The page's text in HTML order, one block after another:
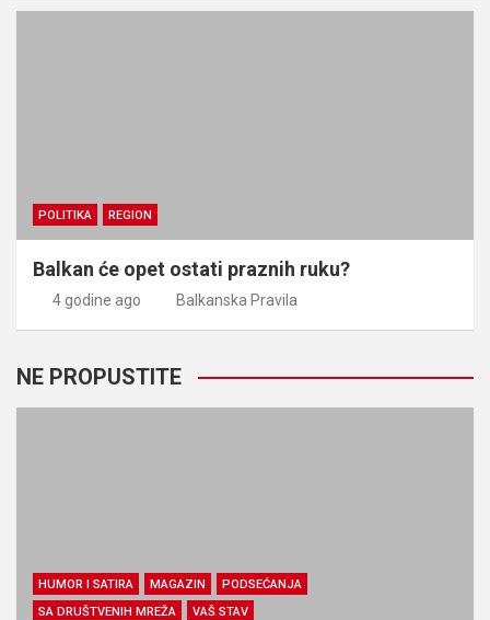
POLITIKA REGION
Balkan će opet ostati praznih ruku?
4 godine ago Balkanska Pravila
NE PROPUSTITE
HUMOR I SATIRA MAGAZIN
PODSEĆANJA
SA DRUŠTVENIH MREŽA
VAŠ STAV